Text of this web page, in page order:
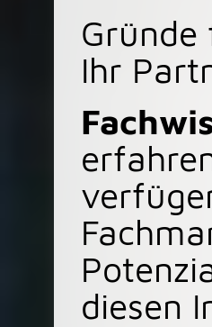
Gründe
Ihr
diesen